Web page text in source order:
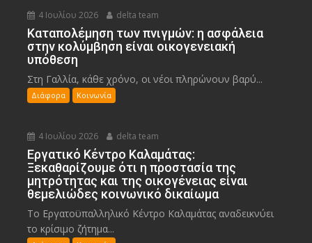
4 Ιουλίου 2026 delta team
Καταπολέμηση των πνιγμών: η ασφάλεια
στην κολύμβηση είναι οικογενειακή
υπόθεση
Στη Γαλλία, κάθε χρόνο, οι νέοι πληρώνουν βαρύ...
Διάφορα Κοινωνία
4 Ιουλίου 2026 delta team
Εργατικό Κέντρο Καλαμάτας:
Ξεκαθαρίζουμε ότι η προστασία της
μητρότητας και της οικογένειας είναι
θεμελιώδες κοινωνικό δικαίωμα
Το Εργατοϋπαλληλικό Κέντρο Καλαμάτας αναδεικνύει
το κρίσιμο ζήτημα...